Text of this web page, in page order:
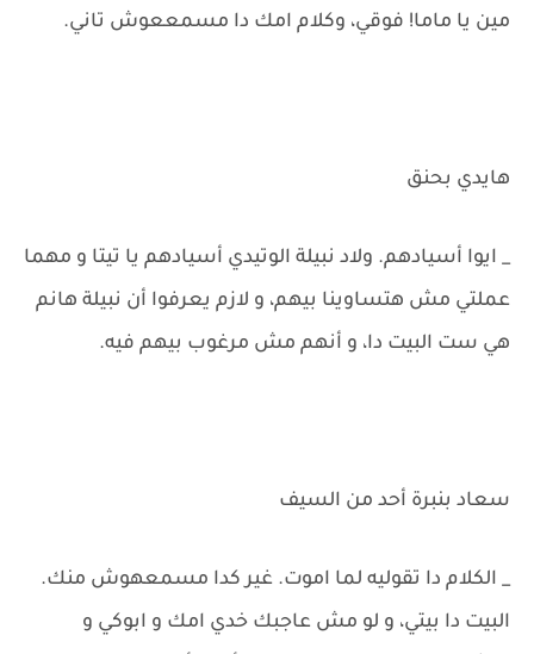
مين يا ماما! فوقي، وكلام امك دا مسمععوش تاني.
هايدي بحنق
_ ايوا أسيادهم. ولاد نبيلة الوتيدي أسيادهم يا تيتا و مهما
عملتي مش هتساوينا بيهم، و لازم يعرفوا أن نبيلة هانم
هي ست البيت دا، و أنهم مش مرغوب بيهم فيه.
سعاد بنبرة أحد من السيف
_ الكلام دا تقوليه لما اموت. غير كدا مسمعهوش منك.
البيت دا بيتي، و لو مش عاجبك خدي امك و ابوكي و